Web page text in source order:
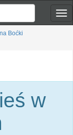
Boćki
w